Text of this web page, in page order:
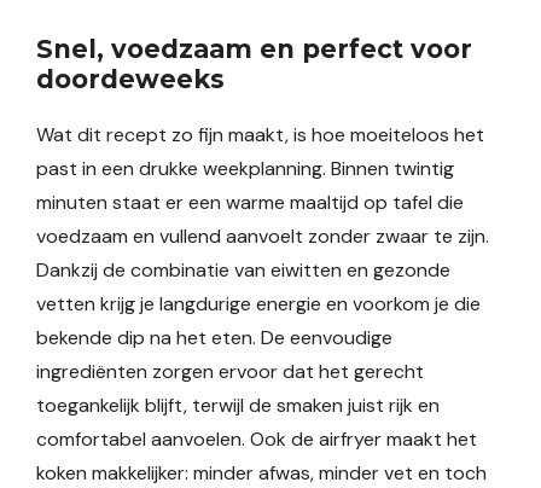
Snel, voedzaam en perfect voor
doordeweeks
Wat dit recept zo fijn maakt, is hoe moeiteloos het
past in een drukke weekplanning. Binnen twintig
minuten staat er een warme maaltijd op tafel die
voedzaam en vullend aanvoelt zonder zwaar te zijn.
Dankzij de combinatie van eiwitten en gezonde
vetten krijg je langdurige energie en voorkom je die
bekende dip na het eten. De eenvoudige
ingrediënten zorgen ervoor dat het gerecht
toegankelijk blijft, terwijl de smaken juist rijk en
comfortabel aanvoelen. Ook de airfryer maakt het
koken makkelijker: minder afwas, minder vet en toch